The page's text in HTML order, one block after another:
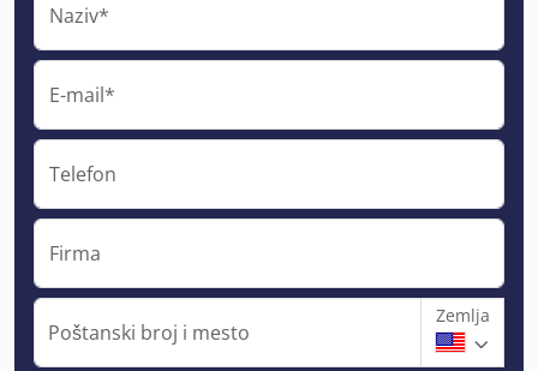
Naziv*
E-mail*
Telefon
Firma
Poštanski broj i mesto
Zemlja